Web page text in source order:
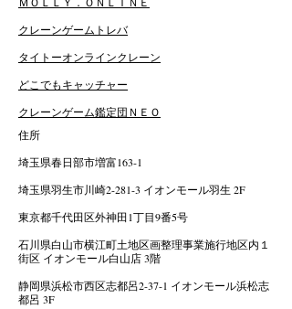
クレーンゲームトレバ
タイトーオンラインクレーン
どこでもキャッチャー
クレーンゲーム鑑定団ＮＥＯ
住所
埼玉県春日部市増富163-1
埼玉県羽生市川崎2-281-3 イオンモール羽生 2F
東京都千代田区外神田1丁目9番5号
石川県白山市横江町土地区画整理事業施行地区内１
街区 イオンモール白山店 3階
静岡県浜松市西区志都呂2-37-1 イオンモール浜松志
都呂 3F